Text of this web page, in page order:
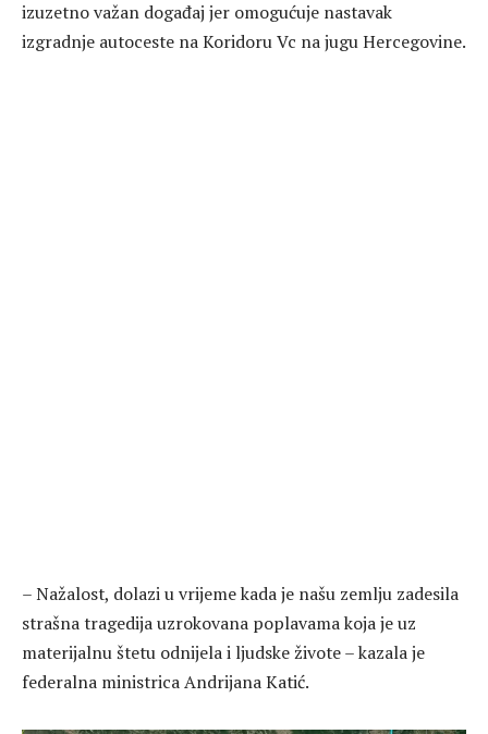
izuzetno važan događaj jer omogućuje nastavak
izgradnje autoceste na Koridoru Vc na jugu Hercegovine.
– Nažalost, dolazi u vrijeme kada je našu zemlju zadesila
strašna tragedija uzrokovana poplavama koja je uz
materijalnu štetu odnijela i ljudske živote – kazala je
federalna ministrica Andrijana Katić.